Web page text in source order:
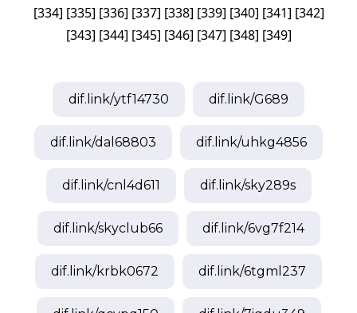
[334] [335] [336] [337] [338] [339] [340] [341] [342]
[343] [344] [345] [346] [347] [348] [349]
dif.link/ytf14730 dif.link/G689
dif.link/dal68803 dif.link/uhkg4856
dif.link/cnl4d611 dif.link/sky289s
dif.link/skyclub66 dif.link/6vg7f214
dif.link/krbk0672 dif.link/6tgml237